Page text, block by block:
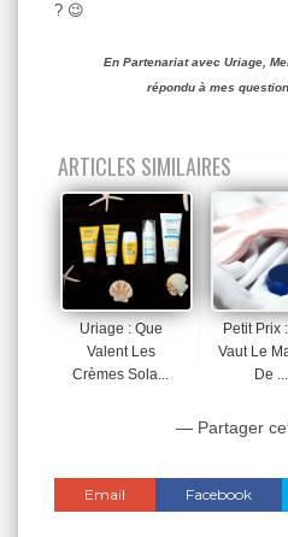
? 😉
En Partenariat avec Uriage,
répondu à mes
ARTICLES SIMILAIRES
Uriage : Que
Valent Les
Crèmes Sola...
Petit Prix
Vaut Le
De ...
— Partager
Email Facebook